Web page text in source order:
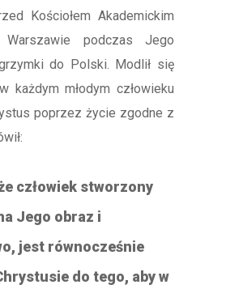
Kościołem Akademickim
podczas Jego
do Polski. Modlił się
każdym młodym człowieku
poprzez życie zgodne z
człowiek stworzony
Jego obraz i
jest równocześnie
do tego, aby w